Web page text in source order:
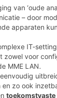
van ‘oude
– door
apparaten
IT-
zowel voor
MME LAN.
eenvoudig
en zo ook